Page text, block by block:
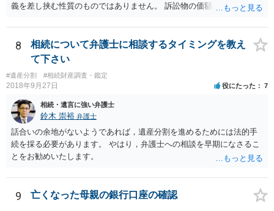
義を差し挟む性質のものではありません。 訴訟物の価額自体が裁判の
したとしても、変更されることはありません。
8
相続について弁護士に相談するタイミングを教え
て下さい
#遺産分割 #相続財産調査・鑑定
2018年9月27日 役にたった 7
相続・遺言に強い弁護士
鈴木 崇裕 弁護士
話合いの余地がないようであれば，遺産分割を進めるためには法的手
続を採る必要があります。 やはり，弁護士への相談を早期になさるこ
とをお勧めいたします。
9 亡くなった母親の銀行口座の確認